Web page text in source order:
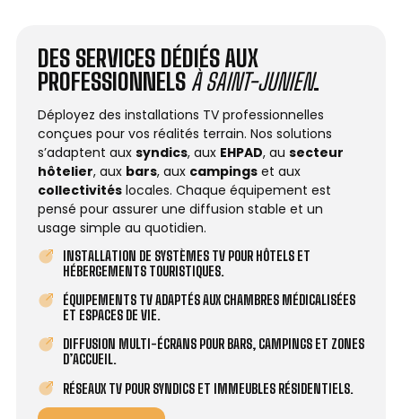
DES SERVICES DÉDIÉS AUX
PROFESSIONNELS À SAINT-JUNIEN.
Déployez des installations TV professionnelles
conçues pour vos réalités terrain. Nos solutions
s’adaptent aux syndics, aux EHPAD, au secteur
hôtelier, aux bars, aux campings et aux
collectivités locales. Chaque équipement est
pensé pour assurer une diffusion stable et un
usage simple au quotidien.
INSTALLATION DE SYSTÈMES TV POUR HÔTELS ET
HÉBERGEMENTS TOURISTIQUES.
ÉQUIPEMENTS TV ADAPTÉS AUX CHAMBRES MÉDICALISÉES
ET ESPACES DE VIE.
DIFFUSION MULTI-ÉCRANS POUR BARS, CAMPINGS ET ZONES
D’ACCUEIL.
RÉSEAUX TV POUR SYNDICS ET IMMEUBLES RÉSIDENTIELS.